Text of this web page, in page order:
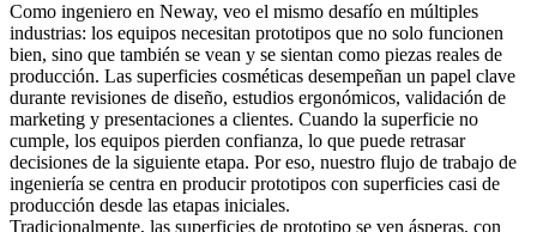
Como ingeniero en Neway, veo el mismo desafío en múltiples
industrias: los equipos necesitan prototipos que no solo funcionen
bien, sino que también se vean y se sientan como piezas reales de
producción. Las superficies cosméticas desempeñan un papel clave
durante revisiones de diseño, estudios ergonómicos, validación de
marketing y presentaciones a clientes. Cuando la superficie no
cumple, los equipos pierden confianza, lo que puede retrasar
decisiones de la siguiente etapa. Por eso, nuestro flujo de trabajo de
ingeniería se centra en producir prototipos con superficies casi de
producción desde las etapas iniciales.
Tradicionalmente, las superficies de prototipo se ven ásperas, con